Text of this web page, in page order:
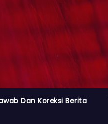
Dan Koreksi Berita